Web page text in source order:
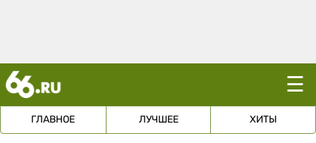
☰
ГЛАВНОЕ ЛУЧШЕЕ ХИТЫ